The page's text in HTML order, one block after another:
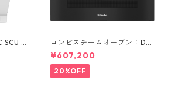
SCU B
準ド
コンビスチームオーブン：DG
C 7440
¥607,200
20%OFF